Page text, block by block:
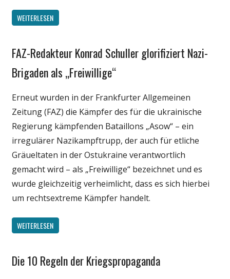
Satire
Spruch
Wissenschaft
WEITERLESEN
Gesellschaft
Internet
Medien
Politik
Wissenschaft
FAZ-Redakteur Konrad Schuller glorifiziert Nazi-
Brigaden als „Freiwillige“
Erneut wurden in der Frankfurter Allgemeinen
Zeitung (FAZ) die Kämpfer des für die ukrainische
Regierung kämpfenden Bataillons „Asow“ – ein
irregulärer Nazikampftrupp, der auch für etliche
Gräueltaten in der Ostukraine verantwortlich
gemacht wird – als „Freiwillige“ bezeichnet und es
wurde gleichzeitig verheimlicht, dass es sich hierbei
um rechtsextreme Kämpfer handelt.
WEITERLESEN
Gesellschaft
Die 10 Regeln der Kriegspropaganda